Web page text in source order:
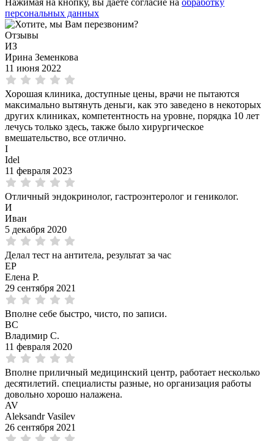
персональных данных
Отзывы
ИЗ
Ирина Земенкова
11 июня 2022
Хорошая клиника, доступные цены, врачи не пытаются
максимально вытянуть деньги, как это заведено в некоторых
других клиниках, компетентность на уровне, порядка 10 лет
лечусь только здесь, также было хирургическое
вмешательство, все отлично.
I
Idel
11 февраля 2023
Отличный эндокринолог, гастроэнтеролог и гениколог.
И
Иван
5 декабря 2020
Делал тест на антитела, результат за час
ЕР
Елена Р.
29 сентября 2021
Вполне себе быстро, чисто, по записи.
ВС
Владимир С.
11 февраля 2020
Вполне приличный медицинский центр, работает несколько
десятилетий. специалисты разные, но организация работы
довольно хорошо налажена.
AV
Aleksandr Vasilev
26 сентября 2021